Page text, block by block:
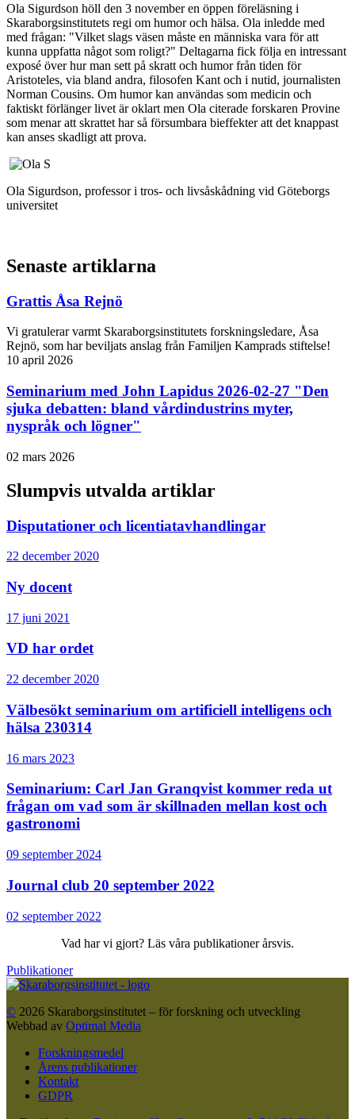
Ola Sigurdson höll den 3 november en öppen föreläsning i
Skaraborgsinstitutets regi om humor och hälsa. Ola inledde med
med frågan: "Vilket slags väsen måste en människa vara för att
kunna uppfatta något som roligt?" Deltagarna fick följa en intressant
exposé över hur man sett på skratt och humor från tiden för
Aristoteles, via bland andra, filosofen Kant och i nutid, journalisten
Norman Cousins. Om humor kan användas som medicin och
faktiskt förlänger livet är oklart men Ola citerade forskaren Provine
som menar att skrattet har så försumbara bieffekter att det knappast
kan anses skadligt att prova.
Ola Sigurdson, professor i tros- och livsåskådning vid Göteborgs
universitet
Senaste artiklarna
Grattis Åsa Rejnö
Vi gratulerar varmt Skaraborgsinstitutets forskningsledare, Åsa
Rejnö, som har beviljats anslag från Familjen Kamprads stiftelse!
10 april 2026
Seminarium med John Lapidus 2026-02-27 "Den
sjuka debatten: bland vårdindustrins myter,
nyspråk och lögner"
02 mars 2026
Slumpvis utvalda artiklar
Disputationer och licentiatavhandlingar
22 december 2020
Ny docent
17 juni 2021
VD har ordet
22 december 2020
Välbesökt seminarium om artificiell intelligens och
hälsa 230314
16 mars 2023
Seminarium: Carl Jan Granqvist kommer reda ut
frågan om vad som är skillnaden mellan kost och
gastronomi
09 september 2024
Journal club 20 september 2022
02 september 2022
Vad har vi gjort? Läs våra publikationer årsvis.
Publikationer
© 2026 Skaraborgsinstitutet – för forskning och utveckling
Webbad av Optimal Media
Forskningsmedel
Årens publikationer
Kontakt
GDPR